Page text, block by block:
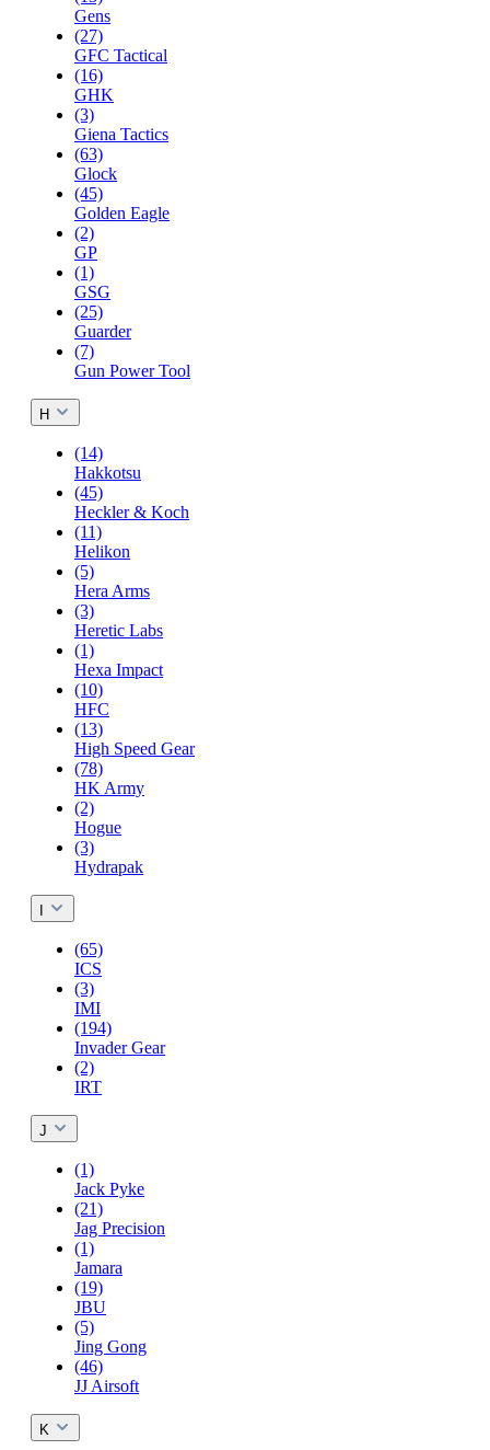
Gens
(27)
GFC Tactical
(16)
GHK
(3)
Giena Tactics
(63)
Glock
(45)
Golden Eagle
(2)
GP
(1)
GSG
(25)
Guarder
(7)
Gun Power Tool
H
(14)
Hakkotsu
(45)
Heckler & Koch
(11)
Helikon
(5)
Hera Arms
(3)
Heretic Labs
(1)
Hexa Impact
(10)
HFC
(13)
High Speed Gear
(78)
HK Army
(2)
Hogue
(3)
Hydrapak
I
(65)
ICS
(3)
IMI
(194)
Invader Gear
(2)
IRT
J
(1)
Jack Pyke
(21)
Jag Precision
(1)
Jamara
(19)
JBU
(5)
Jing Gong
(46)
JJ Airsoft
K